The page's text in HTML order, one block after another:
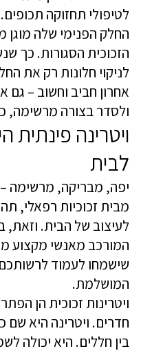
לטיפולי תחזוקה
החלק הפנימי שלה מוגן
הזכוכית הסגורות. כך
לניקוי חלונות רק את
אחרון חביב וחשוב – גם
ולסדר בצורה מרשימה,
ויטרינה פינתית
לבית
יפה, מבריקה, מרשימה –
מבית זכוכיות רפאלי,
לעיצוב של הבית. וזאת,
המורכב מאנשי מקצוע
שישמחו לעמוד לרשותכם
המושלמת.
ויטרינות זכוכית הן
חדרים. ויטרינה היא שם
בין חללים. היא יכולה